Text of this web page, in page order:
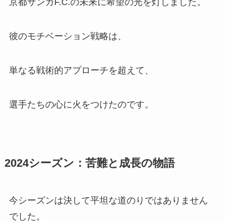
京都サンガF.C.の未来に希望の光を灯しました。
彼のモチベーション戦略は、
単なる戦術的アプローチを超えて、
選手たちの心に火をつけたのです。
2024シーズン：苦難と成長の物語
今シーズンは決して平坦な道のりではありません
でした。